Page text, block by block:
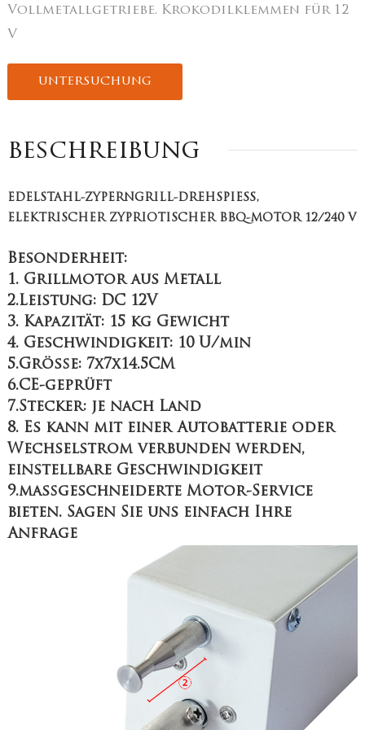
Vollmetallgetriebe. Krokodilklemmen für 12
V
untersuchung
beschreibung
EDELSTAHL-ZYPERNGRILL-DREHSPIESS,
ELEKTRISCHER ZYPRIOTISCHER BBQ-MOTOR 12/240 V
Besonderheit:
1. Grillmotor aus Metall
2.Leistung: DC 12V
3. Kapazität: 15 kg Gewicht
4. Geschwindigkeit: 10 U/min
5.Größe: 7x7x14.5CM
6.CE-geprüft
7.Stecker: je nach Land
8. Es kann mit einer Autobatterie oder
Wechselstrom verbunden werden,
einstellbare Geschwindigkeit
9.maßgeschneiderte Motor-Service
bieten. Sagen Sie uns einfach Ihre
Anfrage